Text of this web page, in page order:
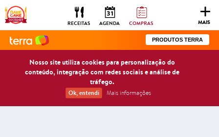
PRODUTOS TERRA
Nosso site utiliza cookies para personalização do
conteúdo, integração com redes sociais e análise de
tráfego.
Ok, entendi Mais informações
MAIS
RECEITAS AGENDA COMPRAS